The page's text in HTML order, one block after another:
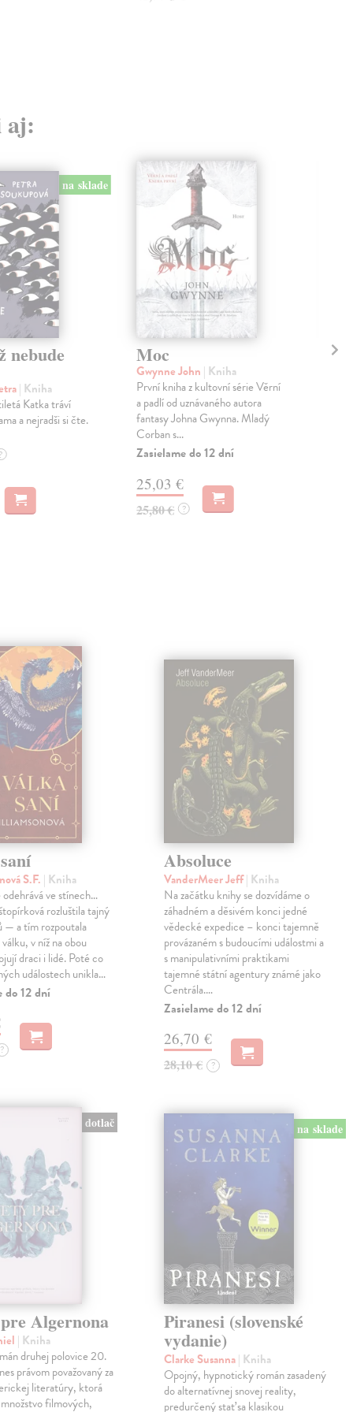
aj:
na sklade
nebude
| Kniha
Katka tráví
a nejradši si čte.
?
Moc
Gwynne John | Kniha
První kniha z kultovní série Věrní
a padlí od uznávaného autora
fantasy Johna Gwynna. Mladý
Corban s...
Zasielame do 12 dní
25,03 €
25,80 € ?
S.F. | Kniha
odehrává ve stínech…
rozluštila tajný
— a tím rozpoutala
v níž na obou
draci i lidé. Poté co
událostech unikla…
do 12 dní
?
Absoluce
VanderMeer Jeff| Kniha
Na začátku knihy se dozvídáme o
záhadném a děsivém konci jedné
vědecké expedice – konci tajemně
provázaném s budoucími událostmi a
s manipulativními praktikami
tajemné státní agentury známé jako
Centrála.…
Zasielame do 12 dní
26,70 €
28,10 € ?
dotlač
Algernona
| Kniha
druhej polovice 20.
právom považovaný za
literatúry, ktorá
filmových,
na sklade
Piranesi (slovenské
vydanie)
Clarke Susanna| Kniha
Opojný, hypnotický román zasadený
do alternatívnej snovej reality,
predurčený stať sa klasikou